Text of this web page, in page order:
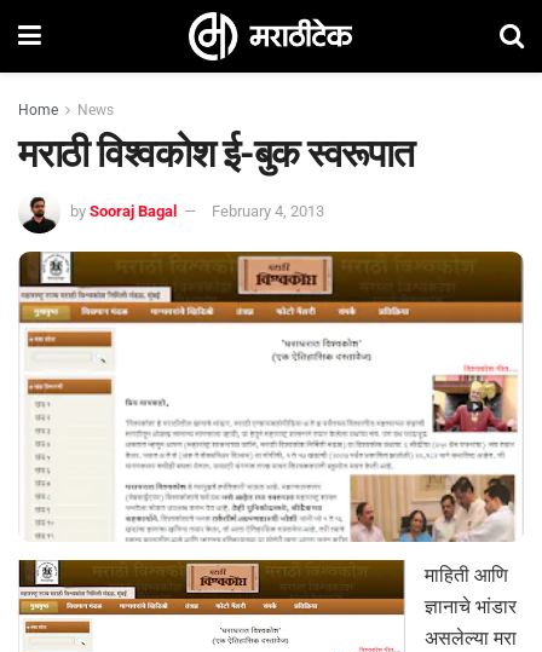
Home News
मराठी विश्वकोश ई-बुक स्वरूपात
by Sooraj Bagal February 4, 2013
माहिती आणि
ज्ञानाचे भांडार
असलेल्या मरा